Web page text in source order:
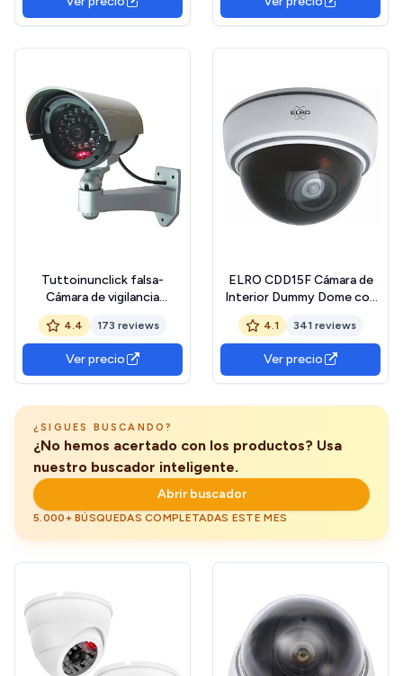
de Vigilancia Cámara
Simulada CCTV
y exterior, color plateado
Tuttoinunclick falsa-
Cámara de vigilancia
exterior
4.4 173 reviews
Ver precio
ELRO CDD15F Cámara de
Interior Dummy Dome con
Linterna
4.1 341 reviews
Ver precio
¿SIGUES BUSCANDO?
¿No hemos acertado con los productos? Usa
nuestro buscador inteligente.
Abrir buscador
5.000+ BÚSQUEDAS COMPLETADAS ESTE MES